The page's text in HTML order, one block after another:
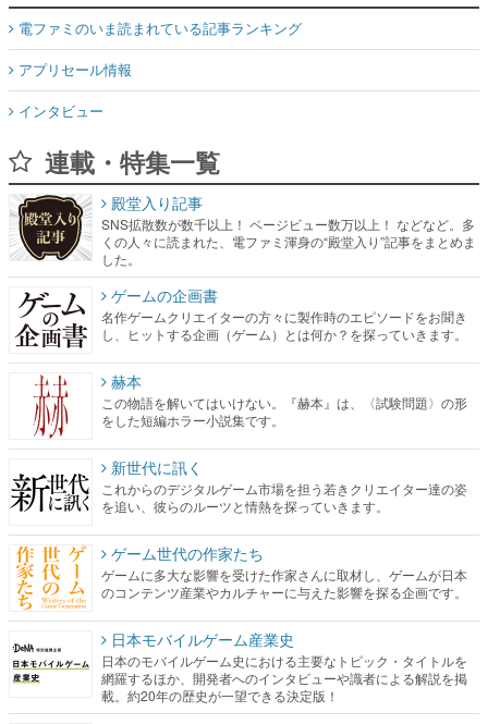
インタビュー
連載・特集一覧
くの人々に読まれた、電ファミ渾身の“殿堂入り”記事をまとめま
した。
ゲームの企画書
名作ゲームクリエイターの方々に製作時のエピソードをお聞き
し、ヒットする企画（ゲーム）とは何か？を探っていきます。
赫本
この物語を解いてはいけない。『赫本』は、〈試験問題〉の形
をした短編ホラー小説集です。
新世代に訊く
これからのデジタルゲーム市場を担う若きクリエイター達の姿
を追い、彼らのルーツと情熱を探っていきます。
ゲーム世代の作家たち
ゲームに多大な影響を受けた作家さんに取材し、ゲームが日本
のコンテンツ産業やカルチャーに与えた影響を探る企画です。
日本モバイルゲーム産業史
日本のモバイルゲーム史における主要なトピック・タイトルを
網羅するほか、開発者へのインタビューや識者による解説を掲
若ゲのいたり〜ゲームクリエイターの青春〜
『うつヌケ』『ペンと箸』等で知られるマンガ家・田中圭一先
生によるゲーム業界レポートマンガです。